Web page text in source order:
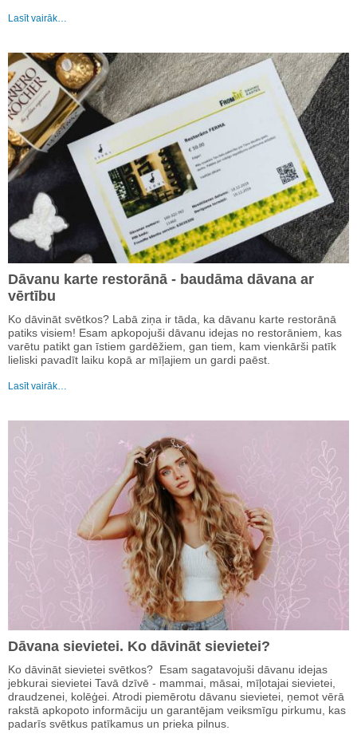
Lasīt vairāk…
Dāvanu karte restorānā - baudāma dāvana ar
vērtību
Ko dāvināt svētkos? Labā ziņa ir tāda, ka dāvanu karte restorānā
patiks visiem! Esam apkopojuši dāvanu idejas no restorāniem, kas
varētu patikt gan īstiem gardēžiem, gan tiem, kam vienkārši patīk
lieliski pavadīt laiku kopā ar mīļajiem un gardi paēst.
Lasīt vairāk…
Dāvana sievietei. Ko dāvināt sievietei?
Ko dāvināt sievietei svētkos? Esam sagatavojuši dāvanu idejas
jebkurai sievietei Tavā dzīvē - mammai, māsai, mīļotajai sievietei,
draudzenei, kolēģei. Atrodi piemērotu dāvanu sievietei, ņemot vērā
rakstā apkopoto informāciju un garantējam veiksmīgu pirkumu, kas
padarīs svētkus patīkamus un prieka pilnus.